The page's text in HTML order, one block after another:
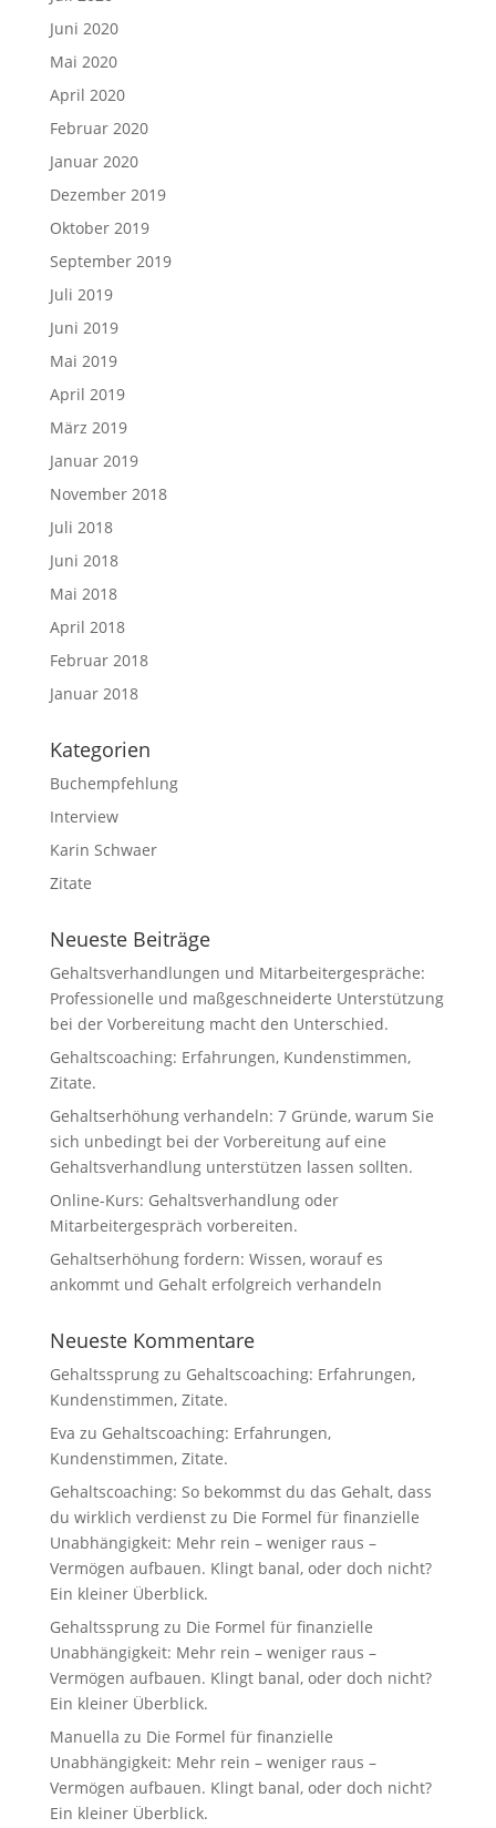
Juni 2020
Mai 2020
April 2020
Februar 2020
Januar 2020
Dezember 2019
Oktober 2019
September 2019
Juli 2019
Juni 2019
Mai 2019
April 2019
März 2019
Januar 2019
November 2018
Juli 2018
Juni 2018
Mai 2018
April 2018
Februar 2018
Januar 2018
Kategorien
Buchempfehlung
Interview
Karin Schwaer
Zitate
Neueste Beiträge
Gehaltsverhandlungen und Mitarbeitergespräche:
Professionelle und maßgeschneiderte Unterstützung
bei der Vorbereitung macht den Unterschied.
Gehaltscoaching: Erfahrungen, Kundenstimmen,
Zitate.
Gehaltserhöhung verhandeln: 7 Gründe, warum Sie
sich unbedingt bei der Vorbereitung auf eine
Gehaltsverhandlung unterstützen lassen sollten.
Online-Kurs: Gehaltsverhandlung oder
Mitarbeitergespräch vorbereiten.
Gehaltserhöhung fordern: Wissen, worauf es
ankommt und Gehalt erfolgreich verhandeln
Neueste Kommentare
Gehaltssprungzu Gehaltscoaching: Erfahrungen,
Kundenstimmen, Zitate.
Eva zu Gehaltscoaching: Erfahrungen,
Kundenstimmen, Zitate.
Gehaltscoaching: So bekommst du das Gehalt, dass
du wirklich verdienstzu Die Formel für finanzielle
Unabhängigkeit: Mehr rein – weniger raus –
Vermögen aufbauen. Klingt banal, oder doch nicht?
Ein kleiner Überblick.
Gehaltssprungzu Die Formel für finanzielle
Unabhängigkeit: Mehr rein – weniger raus –
Vermögen aufbauen. Klingt banal, oder doch nicht?
Ein kleiner Überblick.
Manuella zu Die Formel für finanzielle
Unabhängigkeit: Mehr rein – weniger raus –
Vermögen aufbauen. Klingt banal, oder doch nicht?
Ein kleiner Überblick.